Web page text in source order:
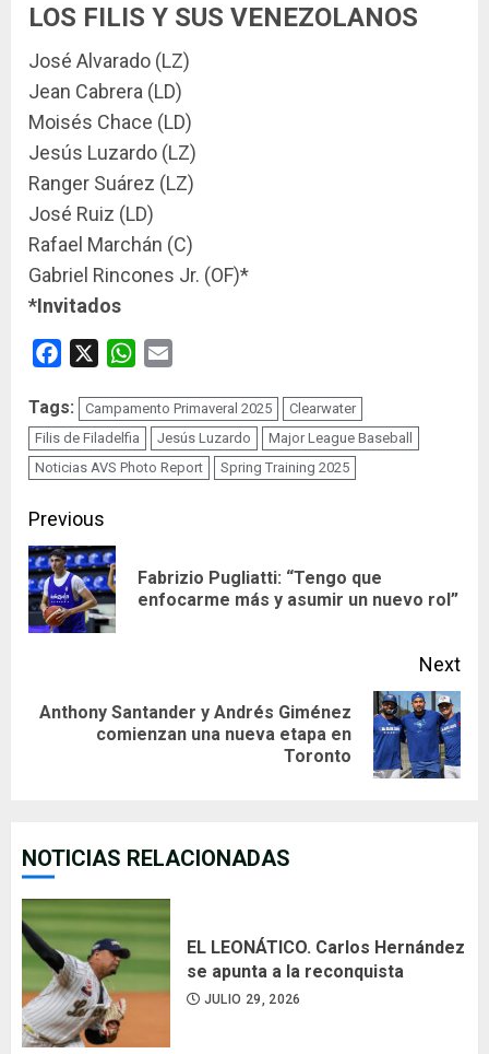
LOS FILIS Y SUS VENEZOLANOS
José Alvarado (LZ)
Jean Cabrera (LD)
Moisés Chace (LD)
Jesús Luzardo (LZ)
Ranger Suárez (LZ)
José Ruiz (LD)
Rafael Marchán (C)
Gabriel Rincones Jr. (OF)*
*Invitados
Facebook WhatsApp
Tags: Campamento Primaveral 2025
Clearwater
Filis de Filadelfia
Jesús Luzardo
Major League Baseball
Noticias AVS Photo Report
Spring Training 2025
Continue
Reading
Previous
Fabrizio Pugliatti: “Tengo que
enfocarme más y asumir un nuevo rol”
Next
Anthony Santander y Andrés Giménez
comienzan una nueva etapa en
Toronto
NOTICIAS RELACIONADAS
EL LEONÁTICO. Carlos Hernández
se apunta a la reconquista
JULIO 29, 2026